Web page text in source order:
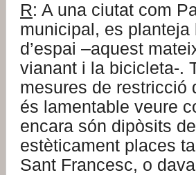
R: A una ciutat com
municipal, es
d’espai –aquest
vianant i la bicicleta-.
mesures de restricció
és lamentable veure
encara són dipòsits
estèticament places
Sant Francesc, o